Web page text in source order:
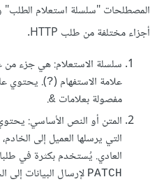
المصطلحات "سلسلة استعلام الطلب"
أجزاء مختلفة من طلب HTTP.
علامة الاستفهام (?). يحتوي
مفصولة بعلامات &
.
العادي. يُستخدم بكثرة في
PATCH لإرسال البيانات إلى